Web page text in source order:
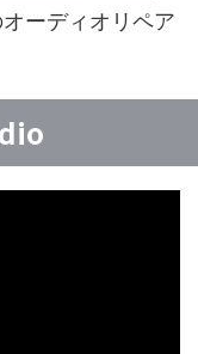
ーディオリペア